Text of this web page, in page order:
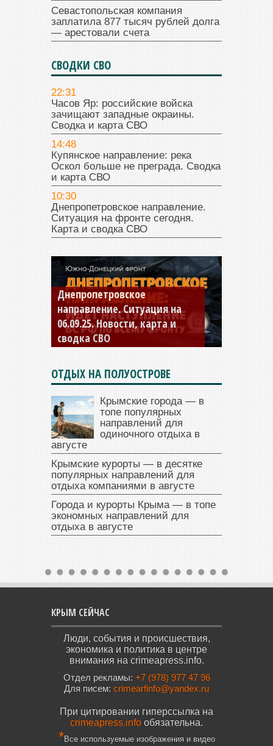
Севастопольская компания
заплатила 877 тысяч рублей долга
— арестовали счета
СВОДКИ СВО
22:31
Часов Яр: российские войска
зачищают западные окраины.
Сводка и карта СВО
14:48
Купянское направление: река
Оскол больше не преграда. Сводка
и карта СВО
10:30
Днепропетровское направление.
Ситуация на фронте сегодня.
Карта и сводка СВО
Константиновское
направление. Ситуация на
04.09.25 Новости, карта и
сводка СВО
ОТДЫХ НА ПОЛУОСТРОВЕ
Крымские города — в
топе популярных
направлений для
одиночного отдыха в
августе
Крымские курорты — в десятке
популярных направлений для
отдыха компаниями в августе
Города и курорты Крыма — в топе
экономных направлений для
отдыха в августе
КРЫМ СЕЙЧАС
Люди, события и происшествия,
экономика и политика в центре
внимания на crimeapress.info.
Отдел рекламы: +7 (978) 977 47 96
Для писем: crimearfinfo@yandex.ru
При цитировании гиперссылка на
crimeapress.info обязательна.
*Все используемые изображения и видео